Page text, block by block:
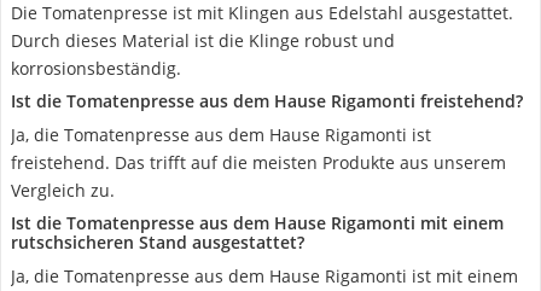
Die Tomatenpresse ist mit Klingen aus Edelstahl ausgestattet.
Durch dieses Material ist die Klinge robust und
korrosionsbeständig.
Ist die Tomatenpresse aus dem Hause Rigamonti freistehend?
Ja, die Tomatenpresse aus dem Hause Rigamonti ist
freistehend. Das trifft auf die meisten Produkte aus unserem
Vergleich zu.
Ist die Tomatenpresse aus dem Hause Rigamonti mit einem
rutschsicheren Stand ausgestattet?
Ja, die Tomatenpresse aus dem Hause Rigamonti ist mit einem